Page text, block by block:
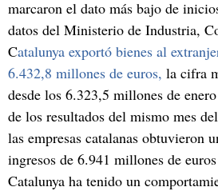
marcaron el dato más bajo de
datos del Ministerio de Industria,
Catalunya exportó bienes al
6.432,8 millones de euros, la cifra
desde los 6.323,5 millones de
de los resultados del mismo mes
las empresas catalanas obtuvieron
ingresos de 6.941 millones de
Catalunya ha tenido un